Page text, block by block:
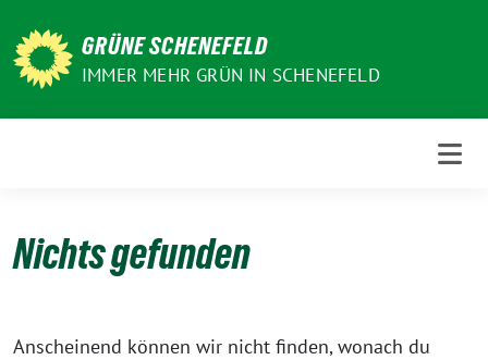
zum
Inhalt
GRÜNE SCHENEFELD
IMMER MEHR GRÜN IN SCHENEFELD
Nichts gefunden
Anscheinend können wir nicht finden, wonach du